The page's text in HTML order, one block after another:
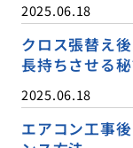
2025.06.18
クロス張替え
長持ちさせる
2025.06.18
エアコン工事